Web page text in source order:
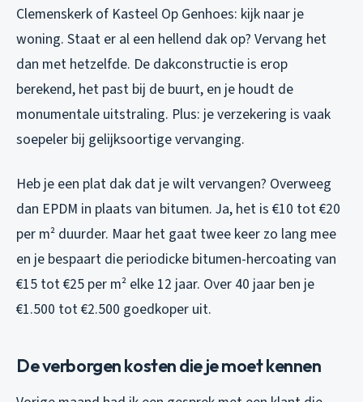
Clemenskerk of Kasteel Op Genhoes: kijk naar je
woning. Staat er al een hellend dak op? Vervang het
dan met hetzelfde. De dakconstructie is erop
berekend, het past bij de buurt, en je houdt de
monumentale uitstraling. Plus: je verzekering is vaak
soepeler bij gelijksoortige vervanging.
Heb je een plat dak dat je wilt vervangen? Overweeg
dan EPDM in plaats van bitumen. Ja, het is €10 tot €20
per m² duurder. Maar het gaat twee keer zo lang mee
en je bespaart die periodicke bitumen-hercoating van
€15 tot €25 per m² elke 12 jaar. Over 40 jaar ben je
€1.500 tot €2.500 goedkoper uit.
De verborgen kosten die je moet kennen